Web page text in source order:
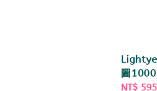
圖
Sale
NT$ 595